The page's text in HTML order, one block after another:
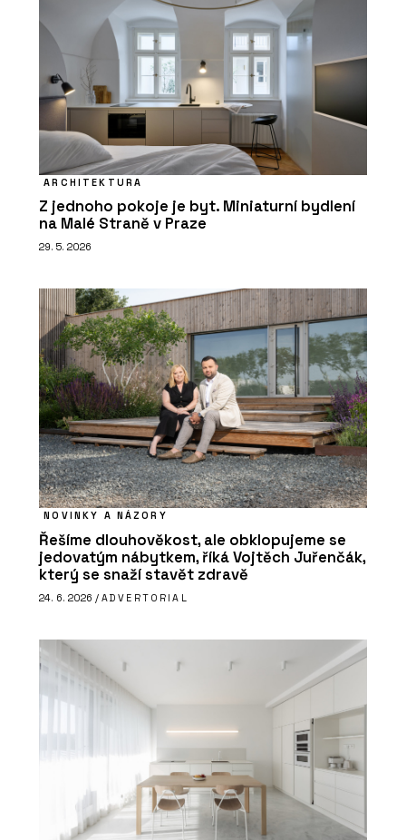
ARCHITEKTURA
Z jednoho pokoje je byt. Miniaturní bydlení
na Malé Straně v Praze
29. 5. 2026
NOVINKY A NÁZORY
Řešíme dlouhověkost, ale obklopujeme se
jedovatým nábytkem, říká Vojtěch Juřenčák,
který se snaží stavět zdravě
24. 6. 2026 / ADVERTORIAL